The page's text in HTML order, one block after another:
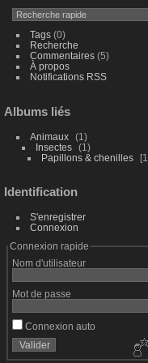
Tags(0)
Recherche
Commentaires(5)
À propos
Notifications RSS
Albums liés
Animaux
1
Insectes
1
Papillons & chenilles
Identification
S'enregistrer
Connexion
Connexion rapide
Nom d'utilisateur
Mot de passe
Connexion auto